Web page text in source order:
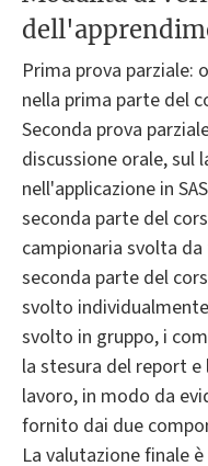
Prima prova
nella prima parte del
Seconda prova
discussione orale, sul
nell'applicazione in
seconda parte del
campionaria svolta
seconda parte del
svolto
svolto in gruppo, i
la stesura del report
lavoro, in modo da
fornito dai due
La valutazione finale